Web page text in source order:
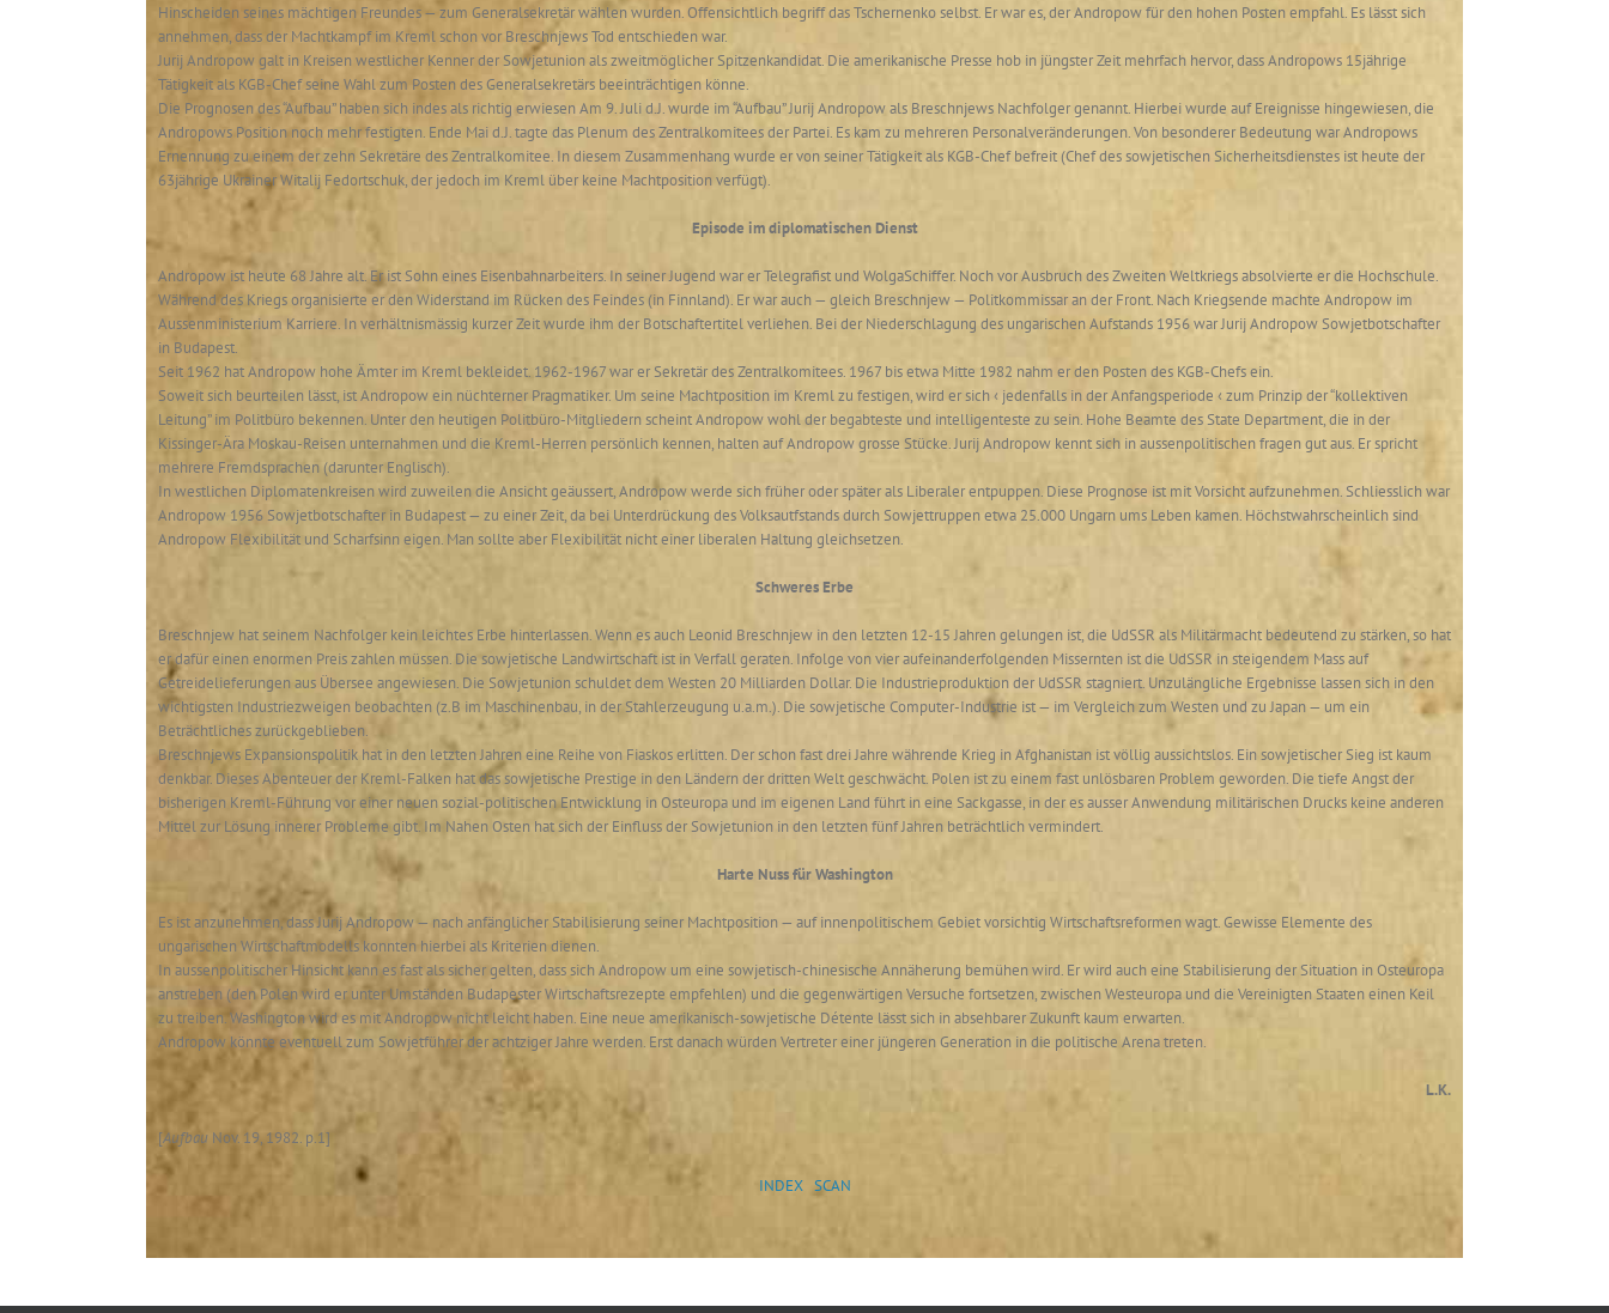
Hinscheiden seines mächtigen Freundes — zum Generalsekretär wählen wurden. Offensichtlich begriff das Tschernenko selbst. Er war es, der Andropow für den hohen Posten empfahl. Es lässt sich
annehmen, dass der Machtkampf im Kreml schon vor Breschnjews Tod entschieden war.
Jurij Andropow galt in Kreisen westlicher Kenner der Sowjetunion als zweitmöglicher Spitzenkandidat. Die amerikanische Presse hob in jüngster Zeit mehrfach hervor, dass Andropows 15jährige
Tätigkeit als KGB-Chef seine Wahl zum Posten des Generalsekretärs beeinträchtigen könne.
Die Prognosen des “Aufbau” haben sich indes als richtig erwiesen Am 9. Juli d.J. wurde im “Aufbau” Jurij Andropow als Breschnjews Nachfolger genannt. Hierbei wurde auf Ereignisse hingewiesen, die
Andropows Position noch mehr festigten. Ende Mai d.J. tagte das Plenum des Zentralkomitees der Partei. Es kam zu mehreren Personalveränderungen. Von besonderer Bedeutung war Andropows
Ernennung zu einem der zehn Sekretäre des Zentralkomitee. In diesem Zusammenhang wurde er von seiner Tätigkeit als KGB-Chef befreit (Chef des sowjetischen Sicherheitsdienstes ist heute der
63jährige Ukrainer Witalij Fedortschuk, der jedoch im Kreml über keine Machtposition verfügt).
Episode im diplomatischen Dienst
Andropow ist heute 68 Jahre alt. Er ist Sohn eines Eisenbahnarbeiters. In seiner Jugend war er Telegrafist und WolgaSchiffer. Noch vor Ausbruch des Zweiten Weltkriegs absolvierte er die Hochschule.
Während des Kriegs organisierte er den Widerstand im Rücken des Feindes (in Finnland). Er war auch — gleich Breschnjew — Politkommissar an der Front. Nach Kriegsende machte Andropow im
Aussenministerium Karriere. In verhältnismässig kurzer Zeit wurde ihm der Botschaftertitel verliehen. Bei der Niederschlagung des ungarischen Aufstands 1956 war Jurij Andropow Sowjetbotschafter
in Budapest.
Seit 1962 hat Andropow hohe Ämter im Kreml bekleidet. 1962-1967 war er Sekretär des Zentralkomitees. 1967 bis etwa Mitte 1982 nahm er den Posten des KGB-Chefs ein.
Soweit sich beurteilen lässt, ist Andropow ein nüchterner Pragmatiker. Um seine Machtposition im Kreml zu festigen, wird er sich ‹ jedenfalls in der Anfangsperiode ‹ zum Prinzip der “kollektiven
Leitung” im Politbüro bekennen. Unter den heutigen Politbüro-Mitgliedern scheint Andropow wohl der begabteste und intelligenteste zu sein. Hohe Beamte des State Department, die in der
Kissinger-Ära Moskau-Reisen unternahmen und die Kreml-Herren persönlich kennen, halten auf Andropow grosse Stücke. Jurij Andropow kennt sich in aussenpolitischen fragen gut aus. Er spricht
mehrere Fremdsprachen (darunter Englisch).
In westlichen Diplomatenkreisen wird zuweilen die Ansicht geäussert, Andropow werde sich früher oder später als Liberaler entpuppen. Diese Prognose ist mit Vorsicht aufzunehmen. Schliesslich war
Andropow 1956 Sowjetbotschafter in Budapest — zu einer Zeit, da bei Unterdrückung des Volksautfstands durch Sowjettruppen etwa 25.000 Ungarn ums Leben kamen. Höchstwahrscheinlich sind
Andropow Flexibilität und Scharfsinn eigen. Man sollte aber Flexibilität nicht einer liberalen Haltung gleichsetzen.
Schweres Erbe
Breschnjew hat seinem Nachfolger kein leichtes Erbe hinterlassen. Wenn es auch Leonid Breschnjew in den letzten 12-15 Jahren gelungen ist, die UdSSR als Militärmacht bedeutend zu stärken, so hat
er dafür einen enormen Preis zahlen müssen. Die sowjetische Landwirtschaft ist in Verfall geraten. Infolge von vier aufeinanderfolgenden Missernten ist die UdSSR in steigendem Mass auf
Getreidelieferungen aus Übersee angewiesen. Die Sowjetunion schuldet dem Westen 20 Milliarden Dollar. Die Industrieproduktion der UdSSR stagniert. Unzulängliche Ergebnisse lassen sich in den
wichtigsten Industriezweigen beobachten (z.B im Maschinenbau, in der Stahlerzeugung u.a.m.). Die sowjetische Computer-Industrie ist — im Vergleich zum Westen und zu Japan — um ein
Beträchtliches zurückgeblieben.
Breschnjews Expansionspolitik hat in den letzten Jahren eine Reihe von Fiaskos erlitten. Der schon fast drei Jahre währende Krieg in Afghanistan ist völlig aussichtslos. Ein sowjetischer Sieg ist kaum
denkbar. Dieses Abenteuer der Kreml-Falken hat das sowjetische Prestige in den Ländern der dritten Welt geschwächt. Polen ist zu einem fast unlösbaren Problem geworden. Die tiefe Angst der
bisherigen Kreml-Führung vor einer neuen sozial-politischen Entwicklung in Osteuropa und im eigenen Land führt in eine Sackgasse, in der es ausser Anwendung militärischen Drucks keine anderen
Mittel zur Lösung innerer Probleme gibt. Im Nahen Osten hat sich der Einfluss der Sowjetunion in den letzten fünf Jahren beträchtlich vermindert.
Harte Nuss für Washington
Es ist anzunehmen, dass Jurij Andropow — nach anfänglicher Stabilisierung seiner Machtposition — auf innenpolitischem Gebiet vorsichtig Wirtschaftsreformen wagt. Gewisse Elemente des
ungarischen Wirtschaftmodells konnten hierbei als Kriterien dienen.
In aussenpolitischer Hinsicht kann es fast als sicher gelten, dass sich Andropow um eine sowjetisch-chinesische Annäherung bemühen wird. Er wird auch eine Stabilisierung der Situation in Osteuropa
anstreben (den Polen wird er unter Umständen Budapester Wirtschaftsrezepte empfehlen) und die gegenwärtigen Versuche fortsetzen, zwischen Westeuropa und die Vereinigten Staaten einen Keil
zu treiben. Washington wird es mit Andropow nicht leicht haben. Eine neue amerikanisch-sowjetische Détente lässt sich in absehbarer Zukunft kaum erwarten.
Andropow könnte eventuell zum Sowjetführer der achtziger Jahre werden. Erst danach würden Vertreter einer jüngeren Generation in die politische Arena treten.
L.K.
[Aufbau Nov. 19, 1982. p.1]
INDEX SCAN